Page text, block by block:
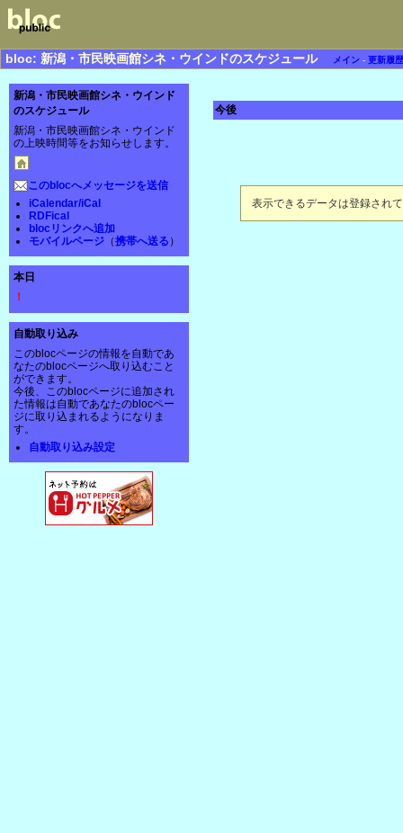
bloc: 新潟・市民映画館シネ・ウインドのスケジュール メイン -更新履
新潟・市民映画館シネ・ウインド
のスケジュール
新潟・市民映画館シネ・ウインド
の上映時間等をお知らせします。
このblocへメッセージを送信
iCalendar/iCal
RDFical
blocリンクへ追加
モバイルページ（携帯へ送る ）
本日
！
自動取り込み
このblocページの情報を自動であ
なたのblocページへ取り込むこと
ができます。
今後、このblocページに追加され
た情報は自動であなたのblocペー
ジに取り込まれるようになりま
す。
自動取り込み設定
今後
表示できるデータは登録され